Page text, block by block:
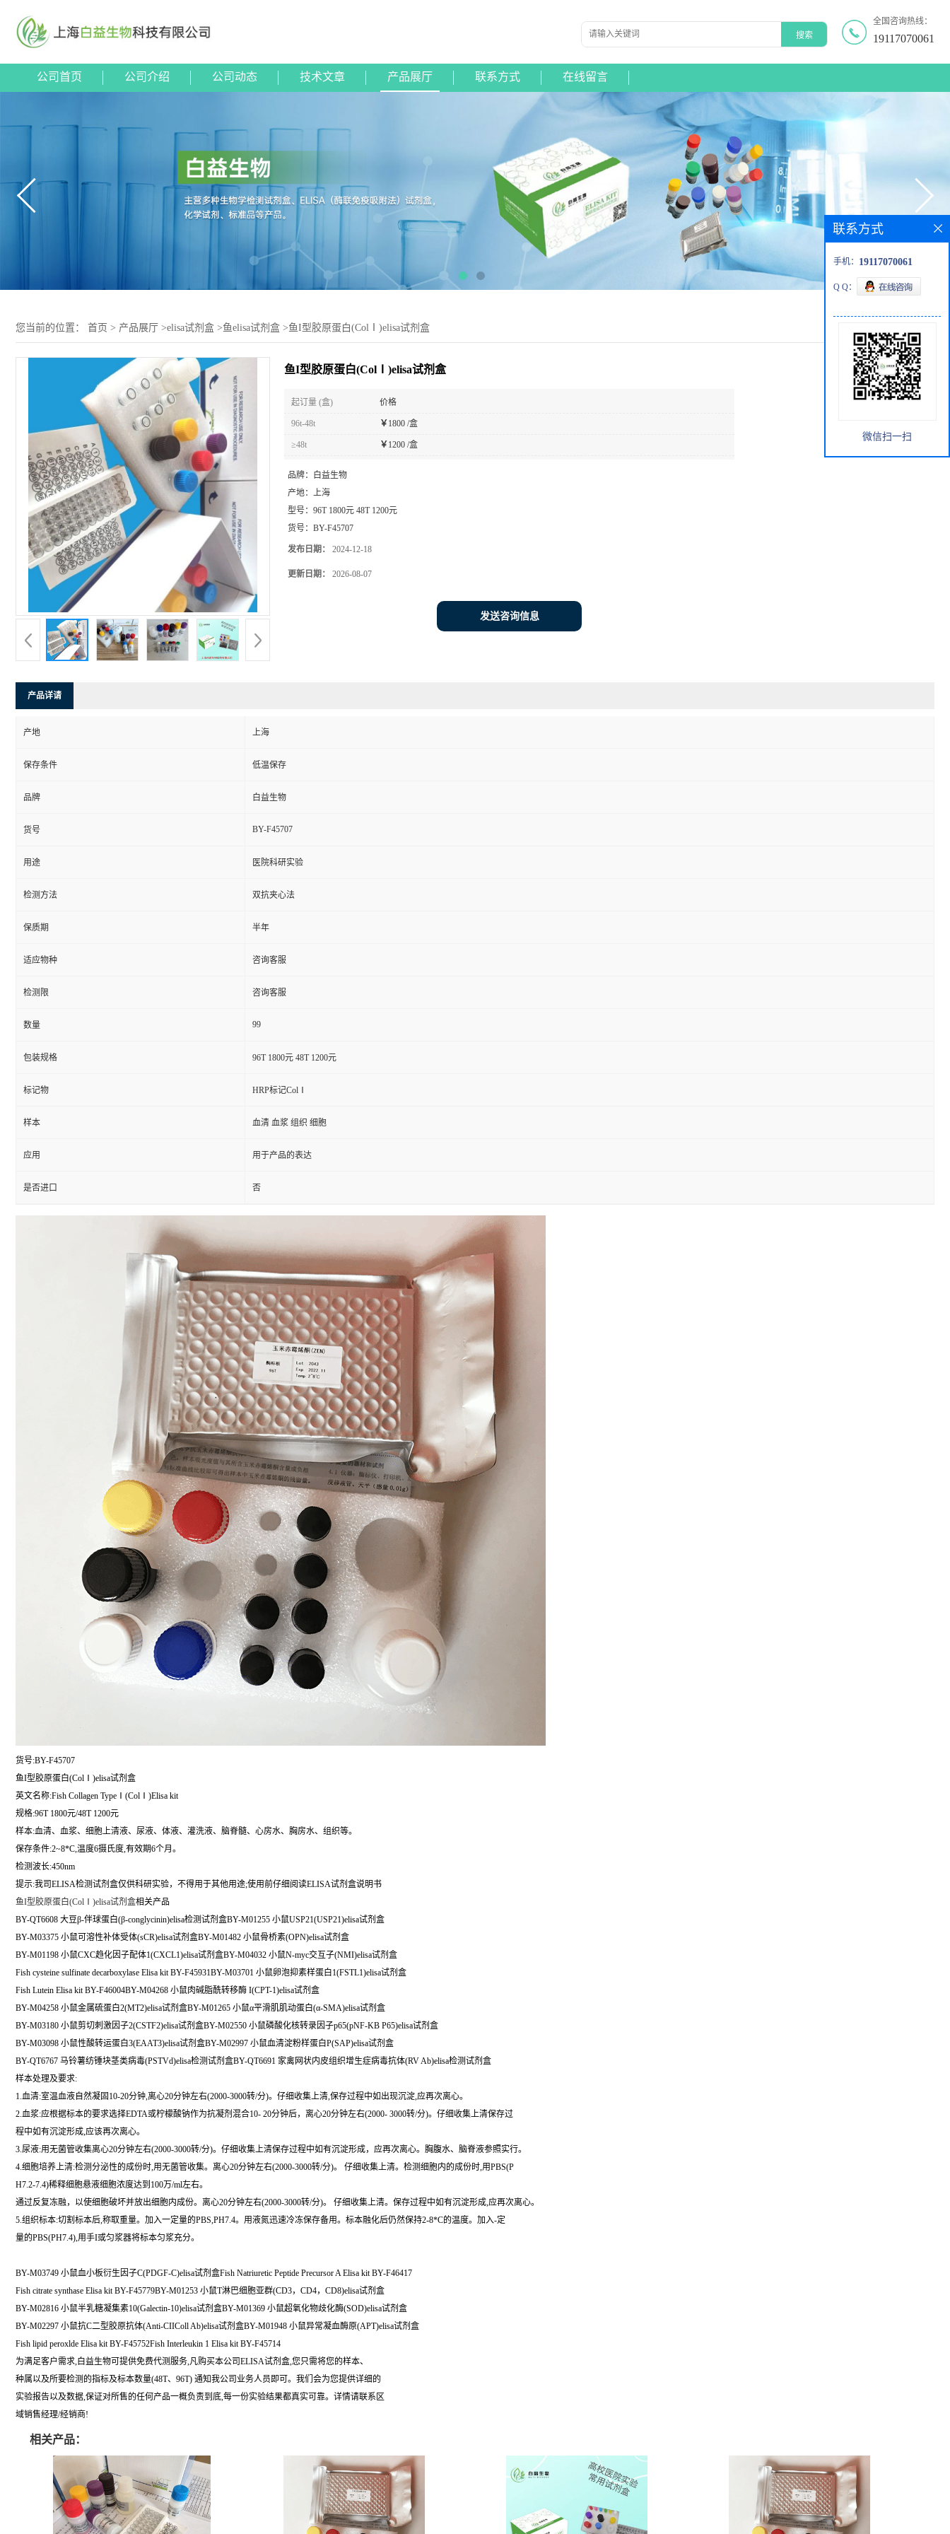
全国咨询热线：
19117070061
公司首页 公司介绍 公司动态 技术文章 产品展厅 联系方式 在线留言
您当前的位置： 首页 > 产品展厅 >elisa试剂盒 >鱼elisa试剂盒 >鱼I型胶原蛋白(ColⅠ)elisa试剂盒
鱼I型胶原蛋白(ColⅠ)elisa试剂盒
起订量 (盒) 价格
96t-48t ￥ 1800 /盒
≥48t ￥ 1200 /盒
品牌：
白益生物
产地： 上海
型号： 96T 1800元 48T 1200元
货号： BY-F45707
发布日期： 2024-12-18
更新日期： 2026-08-07
发送咨询信息
产品详请
产地 上海
保存条件 低温保存
品牌 白益生物
货号 BY-F45707
用途 医院科研实验
检测方法 双抗夹心法
保质期 半年
适应物种 咨询客服
检测限 咨询客服
数量 99
包装规格 96T 1800元 48T 1200元
标记物 HRP标记ColⅠ
样本 血清 血浆 组织 细胞
应用 用于产品的表达
是否进口 否
货号:BY-F45707
鱼I型胶原蛋白(ColⅠ)elisa试剂盒
英文名称:Fish Collagen TypeⅠ(ColⅠ)Elisa kit
规格:96T 1800元/48T 1200元
样本:血清、血浆、细胞上清液、尿液、体液、灌洗液、脑脊髓、心房水、胸房水、组织等。
保存条件:2~8*C,温度6摄氏度,有效期6个月。
检测波长:450nm
提示:我司ELISA检测试剂盒仅供科研实验，不得用于其他用途;使用前仔细阅读ELISA试剂盒说明书
鱼I型胶原蛋白(ColⅠ)elisa试剂盒相关产品
BY-QT6608 大豆β-伴球蛋白(β-conglycinin)elisa检测试剂盒BY-M01255 小鼠USP21(USP21)elisa试剂盒
BY-M03375 小鼠可溶性补体受体(sCR)elisa试剂盒BY-M01482 小鼠骨桥素(OPN)elisa试剂盒
BY-M01198 小鼠CXC趋化因子配体1(CXCL1)elisa试剂盒BY-M04032 小鼠N-myc交互子(NMI)elisa试剂盒
Fish cysteine sulfinate decarboxylase Elisa kit BY-F45931BY-M03701 小鼠卵泡抑素样蛋白1(FSTL1)elisa试剂盒
Fish Lutein Elisa kit BY-F46004BY-M04268 小鼠肉碱脂酰转移酶 I(CPT-1)elisa试剂盒
BY-M04258 小鼠金属硫蛋白2(MT2)elisa试剂盒BY-M01265 小鼠α平滑肌肌动蛋白(α-SMA)elisa试剂盒
BY-M03180 小鼠剪切刺激因子2(CSTF2)elisa试剂盒BY-M02550 小鼠磷酸化核转录因子p65(pNF-KB P65)elisa试剂盒
BY-M03098 小鼠性酸转运蛋白3(EAAT3)elisa试剂盒BY-M02997 小鼠血清淀粉样蛋白P(SAP)elisa试剂盒
BY-QT6767 马铃薯纺锤块茎类病毒(PSTVd)elisa检测试剂盒BY-QT6691 家禽网状内皮组织增生症病毒抗体(RV Ab)elisa检测试剂盒
样本处理及要求:
1.血清:室温血液自然凝固10-20分钟,离心20分钟左右(2000-3000转/分)。仔细收集上清,保存过程中如出现沉淀,应再次离心。
2.血浆:应根据标本的要求选择EDTA或柠檬酸钠作为抗凝剂混合10- 20分钟后，离心20分钟左右(2000- 3000转/分)。仔细收集上清保存过
程中如有沉淀形成,应该再次离心。
3.尿液:用无菌管收集离心20分钟左右(2000-3000转/分)。仔细收集上清保存过程中如有沉淀形成，应再次离心。胸腹水、脑脊液参照实行。
4.细胞培养上清:检测分泌性的成份时,用无菌管收集。离心20分钟左右(2000-3000转/分)。 仔细收集上清。检测细胞内的成份时,用PBS(P
H7.2-7.4)稀释细胞悬液细胞浓度达到100万/ml左右。
通过反复冻融，以使细胞破坏并放出细胞内成份。离心20分钟左右(2000-3000转/分)。 仔细收集上清。保存过程中如有沉淀形成,应再次离心。
5.组织标本:切割标本后,称取重量。加入一定量的PBS,PH7.4。用液氮迅速冷冻保存备用。标本融化后仍然保持2-8*C的温度。加入-定
量的PBS(PH7.4),用手I或匀浆器将标本匀浆充分。
BY-M03749 小鼠血小板衍生因子C(PDGF-C)elisa试剂盒Fish Natriuretic Peptide Precursor A Elisa kit BY-F46417
Fish citrate synthase Elisa kit BY-F45779BY-M01253 小鼠T淋巴细胞亚群(CD3，CD4，CD8)elisa试剂盒
BY-M02816 小鼠半乳糖凝集素10(Galectin-10)elisa试剂盒BY-M01369 小鼠超氧化物歧化酶(SOD)elisa试剂盒
BY-M02297 小鼠抗C二型胶原抗体(Anti-CIIColl Ab)elisa试剂盒BY-M01948 小鼠异常凝血酶原(APT)elisa试剂盒
Fish lipid peroxlde Elisa kit BY-F45752Fish Interleukin 1 Elisa kit BY-F45714
为满足客户需求,白益生物可提供免费代测服务,凡购买本公司ELISA试剂盒,您只需将您的样本、
种属以及所要检测的指标及标本数量(48T、96T) 通知我公司业务人员即可。我们会为您提供详细的
实验报告以及数据,保证对所售的任何产品一概负责到底,每一份实验结果都真实可靠。详情请联系区
域销售经理/经销商!
相关产品：
联系方式
手机： 19117070061
Q Q：
微信扫一扫